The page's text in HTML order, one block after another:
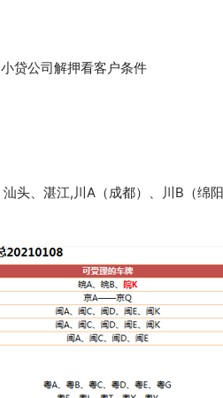
贷公司解押看客户条件
头、湛江,川A（成都）、川B（绵